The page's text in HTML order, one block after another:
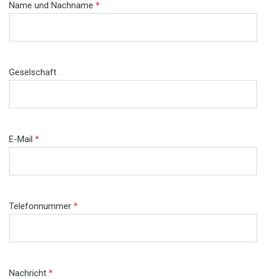
Name und Nachname *
Geselschaft
E-Mail *
Telefonnummer *
Nachricht *